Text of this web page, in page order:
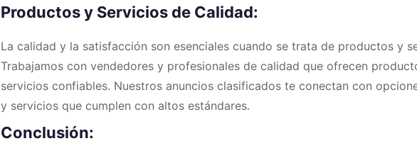
Productos y Servicios de Calidad:
La calidad y la satisfacción son esenciales cuando se trata de productos y
Trabajamos con vendedores y profesionales de calidad que ofrecen
servicios confiables. Nuestros anuncios clasificados te conectan con
y servicios que cumplen con altos estándares.
Conclusión: